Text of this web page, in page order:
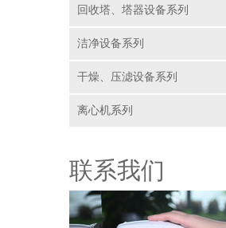
回收塔、塔器设备系列
洁净设备系列
干燥、压滤设备系列
离心机系列
联系我们